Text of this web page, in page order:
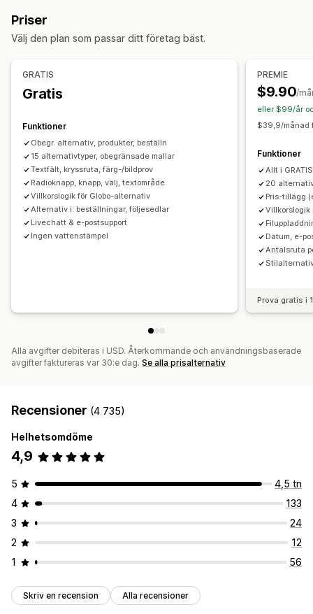
Presentinslagning
Storlekstabeller
Förhandsgranskning Översättning
Priser
Dynamisk prissättning
Tilläggsavgifter för varianter Konfigurationsavgifter
Tilläggsavgift
Lager
Dölj slutsålda SKU-hantering Manuella uppdateringar
Automatiska uppdateringar
Priser
Välj den plan som passar ditt företag bäst.
GRATIS
Gratis
Funktioner
Obegr. alternativ, produkter, beställn
15 alternativtyper, obegränsade mallar
Textfält, kryssruta, färg-/bildprov
Radioknapp, knapp, välj, textområde
Villkorslogik för Globo-alternativ
Alternativ i: beställningar, följesedlar
Livechatt & e-postsupport
Ingen vattenstämpel
PREMIE
$9.90/
eller $99/år
$39,9/månad
Funktioner
Allt i
20
Pris-tillägg
Datum, e-
Antalsruta
Prova gratis i
Alla avgifter debiteras i USD. Återkommande och användningsbaserade
avgifter faktureras var 30:e dag. Se alla prisalternativ
Recensioner (4 735)
Helhetsomdöme
4,9
5
4,5 tn
4
133
3
24
2
12
1
56
Skriv en recension Alla recensioner